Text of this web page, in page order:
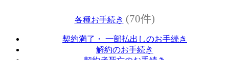
各種お手続き (70件)
契約満了・ 一部払出しのお手続き
解約のお手続き